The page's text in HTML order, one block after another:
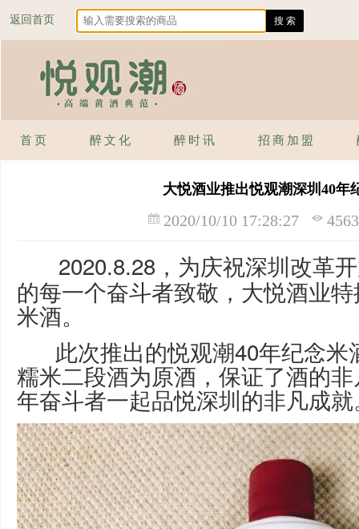
返回首页
首页 醉文化 醉时讯 招商加盟
大悦酒业推出悦观潮深圳40年
2020/10/10 17:28:27
2020.8.28，为庆祝深圳改革
的每一个奋斗者致敬，大悦酒业
米酒。
此次推出的悦观潮40年纪念米
糯米二段酒为原酒，保证了酒的
年奋斗者一起品悦深圳的非凡成